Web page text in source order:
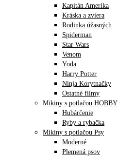
Kapitán Amerika
Kráska a zviera
Rodinka úžasných
Spiderman
Star Wars
Venom
Yoda
Harry Potter
Ninja Korytnačky
Ostatné filmy
Mikiny s potlačou HOBBY
Hubárčenie
Ryby a rybačka
Mikiny s potlačou Psy
Moderné
Plemená psov